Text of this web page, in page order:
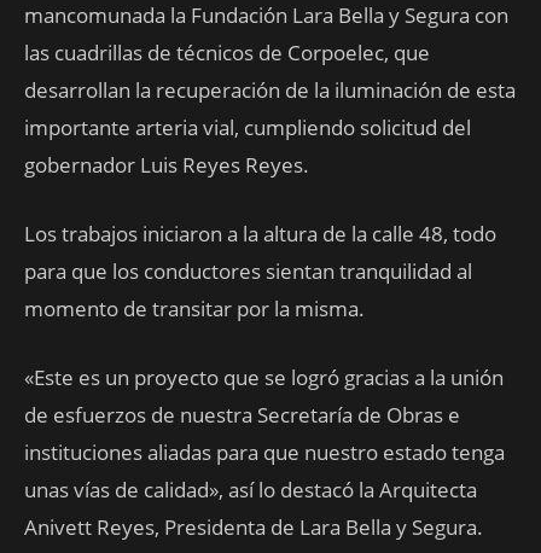
mancomunada la Fundación Lara Bella y Segura con
las cuadrillas de técnicos de Corpoelec, que
desarrollan la recuperación de la iluminación de esta
importante arteria vial, cumpliendo solicitud del
gobernador Luis Reyes Reyes.
Los trabajos iniciaron a la altura de la calle 48, todo
para que los conductores sientan tranquilidad al
momento de transitar por la misma.
«Este es un proyecto que se logró gracias a la unión
de esfuerzos de nuestra Secretaría de Obras e
instituciones aliadas para que nuestro estado tenga
unas vías de calidad», así lo destacó la Arquitecta
Anivett Reyes, Presidenta de Lara Bella y Segura.